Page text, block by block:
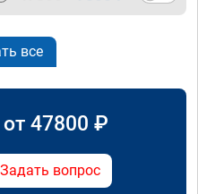
все
47800 ₽
Задать вопрос